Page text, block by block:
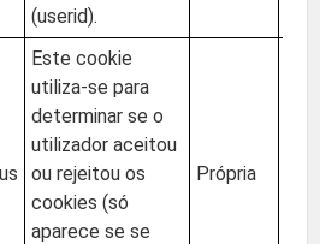
(userid).
Este cookie
utiliza-se para
determinar se o
utilizador aceitou
ou rejeitou os
cookies (só
aparece se se
Própria